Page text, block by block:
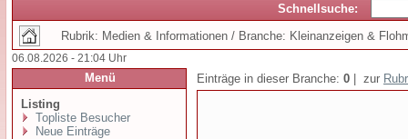
Schnellsuche:
Rubrik: Medien & Informationen / Branche: Kleinanzeigen &
06.08.2026 - 21:04 Uhr
Menü
Listing
Topliste Besucher
Neue Einträge
Einträge in dieser Branche: 0 | zur